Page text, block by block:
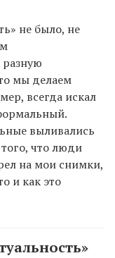
не было, не
разную
мы делаем
всегда искал
выливались
что люди
на мои снимки,
и как это